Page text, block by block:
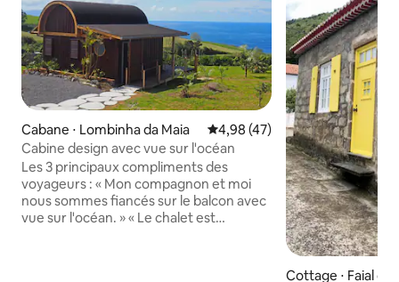
Cabane ⋅ Lombinha da Maia Évaluation moyenne sur la
4,98 (47)
Cabine design avec vue sur l'océan
Les 3 principaux compliments des
voyageurs : « Mon compagnon et moi
nous sommes fiancés sur le balcon avec
vue sur l'océan. » « Le chalet est
Cottage ⋅ Faial da